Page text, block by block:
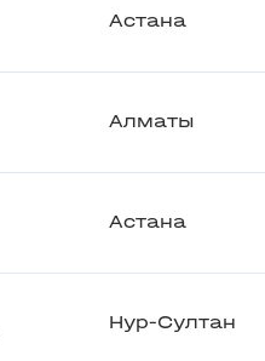
Астана
Алматы
Астана
Нур-Султан